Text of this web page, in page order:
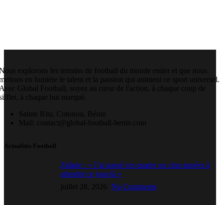
explorons les terrains de football du monde entier et que nous
en lumière le talent et la passion qui animent ce sport universel.
Global Football, soyez au cœur de l'action, à chaque coup de
à chaque but marqué.
Sainte Rita, Cotonou, Bénin
Mail: contact@global-football-benin.com
Actualités Football
Zidane : « J’ai passé ces quatre ou cinq années à
attendre ce jour-là »
juillet 28, 2026 No Comments